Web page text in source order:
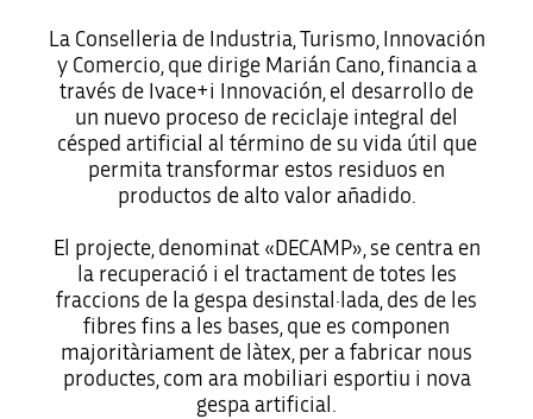
La Conselleria de Industria, Turismo, Innovación
y Comercio, que dirige Marián Cano, financia a
través de Ivace+i Innovación, el desarrollo de
un nuevo proceso de reciclaje integral del
césped artificial al término de su vida útil que
permita transformar estos residuos en
productos de alto valor añadido.
El projecte, denominat «DECAMP», se centra en
la recuperació i el tractament de totes les
fraccions de la gespa desinstal·lada, des de les
fibres fins a les bases, que es componen
majoritàriament de làtex, per a fabricar nous
productes, com ara mobiliari esportiu i nova
gespa artificial.